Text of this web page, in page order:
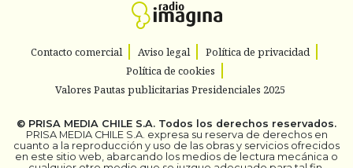
Contacto comercial Aviso legal
Política de privacidad
Política de cookies
Valores Pautas publicitarias Presidenciales 2025
© PRISA MEDIA CHILE S.A. Todos los derechos reservados.
PRISA MEDIA CHILE S.A. expresa su reserva de derechos en
cuanto a la reproducción y uso de las obras y servicios ofrecidos
en este sitio web, abarcando los medios de lectura mecánica o